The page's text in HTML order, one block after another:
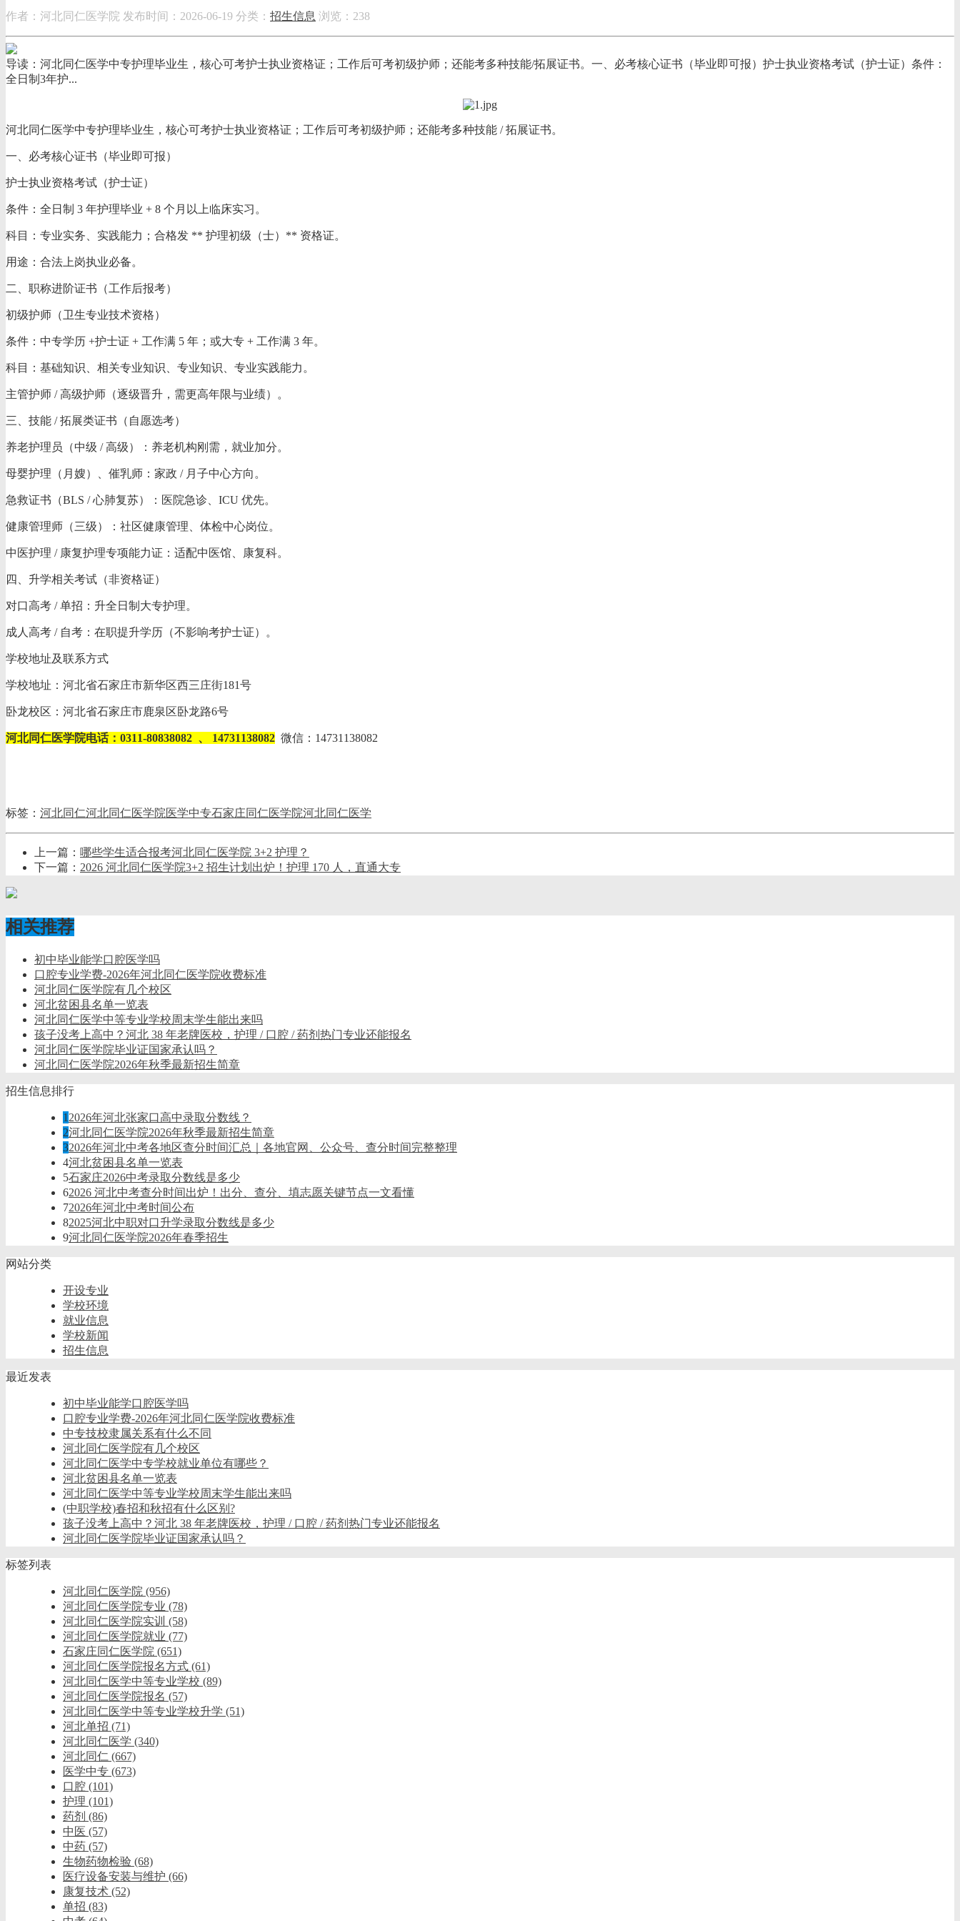
作者：河北同仁医学院 发布时间：2026-06-19 分类： 招生信息 浏览：238
导读：河北同仁医学中专护理毕业生，核心可考护士执业资格证；工作后可考初级护师；还能考多种技能/拓展证书。一、必考核心证书（毕业即可报）护士执业资格考试（护士证）条件：
全日制3年护...
河北同仁医学中专护理毕业生，核心可考护士执业资格证；工作后可考初级护师；还能考多种技能 / 拓展证书。
一、必考核心证书（毕业即可报）
护士执业资格考试（护士证）
条件：全日制 3 年护理毕业 + 8 个月以上临床实习。
科目：专业实务、实践能力；合格发 ** 护理初级（士）** 资格证。
用途：合法上岗执业必备。
二、职称进阶证书（工作后报考）
初级护师（卫生专业技术资格）
条件：中专学历 +护士证 + 工作满 5 年；或大专 + 工作满 3 年。
科目：基础知识、相关专业知识、专业知识、专业实践能力。
主管护师 / 高级护师（逐级晋升，需更高年限与业绩）。
三、技能 / 拓展类证书（自愿选考）
养老护理员（中级 / 高级）：养老机构刚需，就业加分。
母婴护理（月嫂）、催乳师：家政 / 月子中心方向。
急救证书（BLS / 心肺复苏）：医院急诊、ICU 优先。
健康管理师（三级）：社区健康管理、体检中心岗位。
中医护理 / 康复护理专项能力证：适配中医馆、康复科。
四、升学相关考试（非资格证）
对口高考 / 单招：升全日制大专护理。
成人高考 / 自考：在职提升学历（不影响考护士证）。
学校地址及联系方式
学校地址：河北省石家庄市新华区西三庄街181号
卧龙校区：河北省石家庄市鹿泉区卧龙路6号
河北同仁医学院电话：0311-80838082 、 14731138082 微信：14731138082
标签： 河北同仁河北同仁医学院医学中专石家庄同仁医学院河北同仁医学
上一篇： 哪些学生适合报考河北同仁医学院 3+2 护理？
下一篇： 2026 河北同仁医学院3+2 招生计划出炉！护理 170 人，直通大专
相关推荐
初中毕业能学口腔医学吗
口腔专业学费-2026年河北同仁医学院收费标准
河北同仁医学院有几个校区
河北贫困县名单一览表
河北同仁医学中等专业学校周末学生能出来吗
孩子没考上高中？河北 38 年老牌医校，护理 / 口腔 / 药剂热门专业还能报名
河北同仁医学院毕业证国家承认吗？
河北同仁医学院2026年秋季最新招生简章
招生信息排行
1 2026年河北张家口高中录取分数线？
2河北同仁医学院2026年秋季最新招生简章
32026年河北中考各地区查分时间汇总｜各地官网、公众号、查分时间完整整理
4河北贫困县名单一览表
5石家庄2026中考录取分数线是多少
62026 河北中考查分时间出炉！出分、查分、填志愿关键节点一文看懂
72026年河北中考时间公布
82025河北中职对口升学录取分数线是多少
9河北同仁医学院2026年春季招生
网站分类
开设专业
学校环境
就业信息
学校新闻
招生信息
最近发表
初中毕业能学口腔医学吗
口腔专业学费-2026年河北同仁医学院收费标准
中专技校隶属关系有什么不同
河北同仁医学院有几个校区
河北同仁医学中专学校就业单位有哪些？
河北贫困县名单一览表
河北同仁医学中等专业学校周末学生能出来吗
(中职学校)春招和秋招有什么区别?
孩子没考上高中？河北 38 年老牌医校，护理 / 口腔 / 药剂热门专业还能报名
河北同仁医学院毕业证国家承认吗？
标签列表
河北同仁医学院 (956)
河北同仁医学院专业 (78)
河北同仁医学院实训 (58)
河北同仁医学院就业 (77)
石家庄同仁医学院 (651)
河北同仁医学院报名方式 (61)
河北同仁医学中等专业学校 (89)
河北同仁医学院报名 (57)
河北同仁医学中等专业学校升学 (51)
河北单招 (71)
河北同仁医学 (340)
河北同仁 (667)
医学中专 (673)
口腔 (101)
护理 (101)
药剂 (86)
中医 (57)
中药 (57)
生物药物检验 (68)
医疗设备安装与维护 (66)
康复技术 (52)
单招 (83)